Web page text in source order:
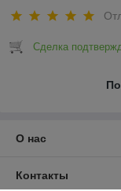
Сделка
О нас
Контакты